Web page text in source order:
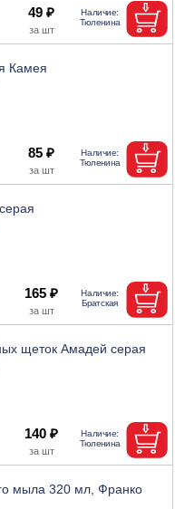
49 ₽
Камея
85 ₽
165 ₽
щеток Амадей серая
140 ₽
мыла 320 мл, Франко